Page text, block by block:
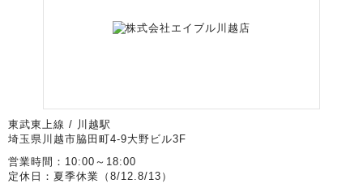
東武東上線 / 川越駅
埼玉県川越市脇田町4-9大野ビル3F
営業時間：10:00～18:00
定休日：夏季休業（8/12.8/13）